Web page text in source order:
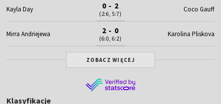
Kayla Day 0 - 2
(2:6, 5:7)
Coco Gauff
Mirra Andriejewa 2 - 0
(6:0, 6:2)
Karolina Pliskova
ZOBACZ WIĘCEJ
Klasyfikacje